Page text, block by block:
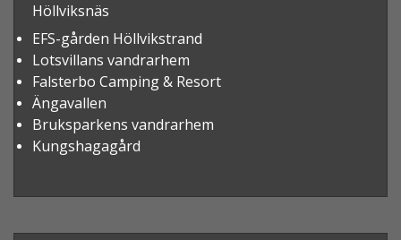
Höllviksnäs
EFS-gården Höllvikstrand
Lotsvillans vandrarhem
Falsterbo Camping & Resort
Ängavallen
Bruksparkens vandrarhem
Kungshagagård